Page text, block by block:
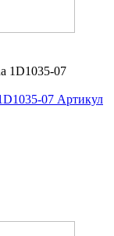
07 Артикул